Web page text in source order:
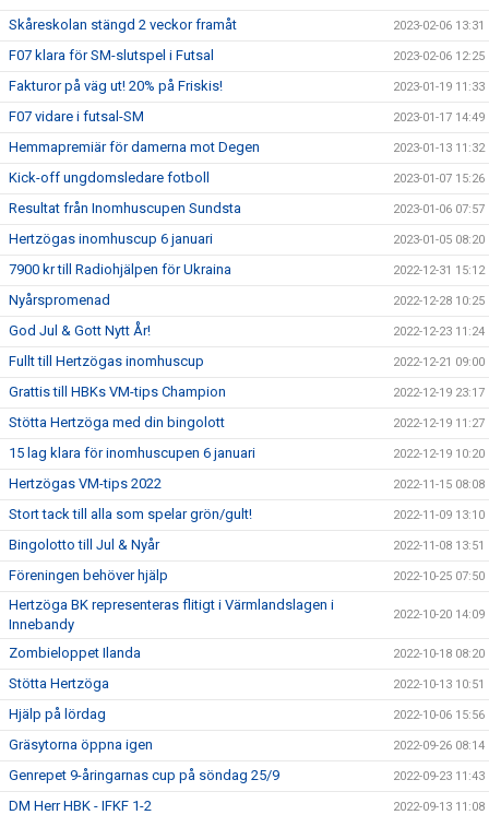
Skåreskolan stängd 2 veckor framåt 2023-02-06 13:31
F07 klara för SM-slutspel i Futsal 2023-02-06 12:25
Fakturor på väg ut! 20% på Friskis! 2023-01-19 11:33
F07 vidare i futsal-SM 2023-01-17 14:49
Hemmapremiär för damerna mot Degen 2023-01-13 11:32
Kick-off ungdomsledare fotboll 2023-01-07 15:26
Resultat från Inomhuscupen Sundsta 2023-01-06 07:57
Hertzögas inomhuscup 6 januari 2023-01-05 08:20
7900 kr till Radiohjälpen för Ukraina 2022-12-31 15:12
Nyårspromenad 2022-12-28 10:25
God Jul & Gott Nytt År! 2022-12-23 11:24
Fullt till Hertzögas inomhuscup 2022-12-21 09:00
Grattis till HBKs VM-tips Champion 2022-12-19 23:17
Stötta Hertzöga med din bingolott 2022-12-19 11:27
15 lag klara för inomhuscupen 6 januari 2022-12-19 10:20
Hertzögas VM-tips 2022 2022-11-15 08:08
Stort tack till alla som spelar grön/gult! 2022-11-09 13:10
Bingolotto till Jul & Nyår 2022-11-08 13:51
Föreningen behöver hjälp 2022-10-25 07:50
Hertzöga BK representeras flitigt i Värmlandslagen i
Innebandy
2022-10-20 14:09
Zombieloppet Ilanda 2022-10-18 08:20
Stötta Hertzöga 2022-10-13 10:51
Hjälp på lördag 2022-10-06 15:56
Gräsytorna öppna igen 2022-09-26 08:14
Genrepet 9-åringarnas cup på söndag 25/9 2022-09-23 11:43
DM Herr HBK - IFKF 1-2 2022-09-13 11:08